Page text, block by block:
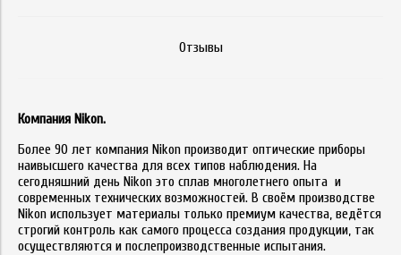
Отзывы
Компания Nikon.
Более 90 лет компания Nikon производит оптические приборы
наивысшего качества для всех типов наблюдения. На
сегодняшний день Nikon это сплав многолетнего опыта и
современных технических возможностей. В своём производстве
Nikon использует материалы только премиум качества, ведётся
строгий контроль как самого процесса создания продукции, так
осуществляются и послепроизводственные испытания.